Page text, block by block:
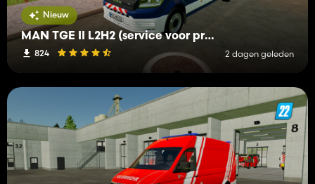
Nieuw
MAN TGE II L2H2 (service voor probleemoplossing van netwerkbedrijven)
824 2 dagen geleden